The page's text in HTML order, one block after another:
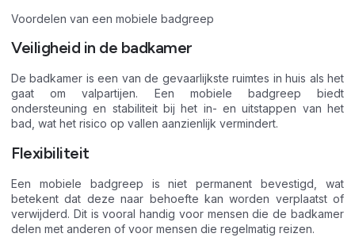
Voordelen van een mobiele badgreep
Veiligheid in de badkamer
De badkamer is een van de gevaarlijkste ruimtes in huis als het
gaat om valpartijen. Een mobiele badgreep biedt
ondersteuning en stabiliteit bij het in- en uitstappen van het
bad, wat het risico op vallen aanzienlijk vermindert.
Flexibiliteit
Een mobiele badgreep is niet permanent bevestigd, wat
betekent dat deze naar behoefte kan worden verplaatst of
verwijderd. Dit is vooral handig voor mensen die de badkamer
delen met anderen of voor mensen die regelmatig reizen.